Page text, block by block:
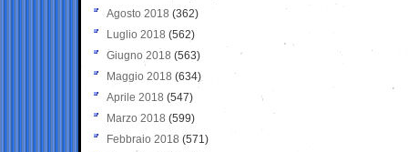
Agosto 2018 (362)
Luglio 2018 (562)
Giugno 2018 (563)
Maggio 2018 (634)
Aprile 2018 (547)
Marzo 2018 (599)
Febbraio 2018 (571)